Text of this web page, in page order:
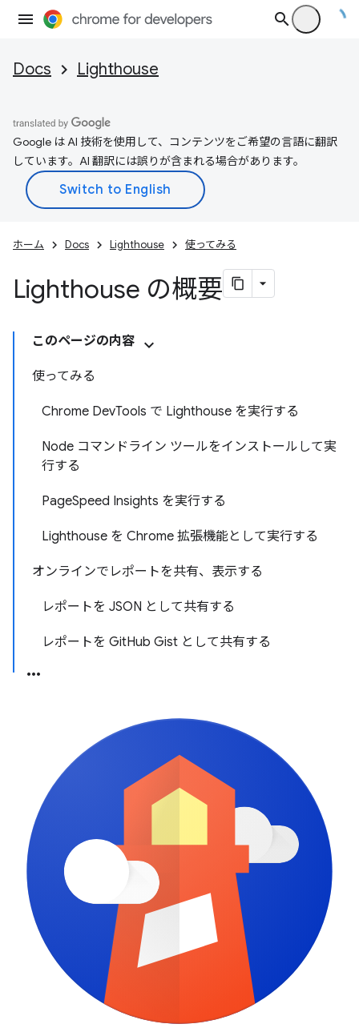
Docs Lighthouse
Google は AI 技術を使用して、コンテンツをご希望の言語に翻訳
しています。AI 翻訳には誤りが含まれる場合があります。
ホーム Docs Lighthouse 使ってみる
Lighthouse の概要
このページの内容
使ってみる
Chrome DevTools で Lighthouse を実行する
Node コマンドライン ツールをインストールして実
行する
PageSpeed Insights を実行する
Lighthouse を Chrome 拡張機能として実行する
オンラインでレポートを共有、表示する
レポートを JSON として共有する
レポートを GitHub Gist として共有する